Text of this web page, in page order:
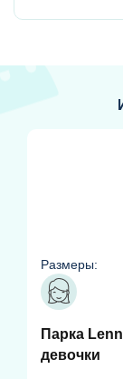
Размеры:
Парка
девочки